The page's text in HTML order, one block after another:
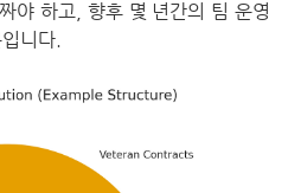
야 하고, 향후 몇 년간의 팀 운영
니다.